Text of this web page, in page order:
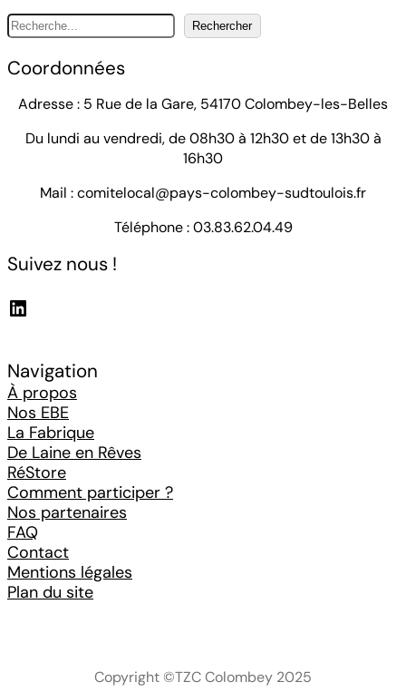
S
e
c
Rechercher
Coordonnées
Adresse : 5 Rue de la Gare, 54170 Colombey-les-Belles
Du lundi au vendredi, de 08h30 à 12h30 et de 13h30 à
16h30
Mail : comitelocal@pays-colombey-sudtoulois.fr
Téléphone : 03.83.62.04.49
Suivez nous !
LinkedIn
Navigation
À propos
Nos EBE
La Fabrique
De Laine en Rêves
RéStore
Comment participer ?
Nos partenaires
FAQ
Contact
Mentions légales
Plan du site
Copyright ©TZC Colombey 2025